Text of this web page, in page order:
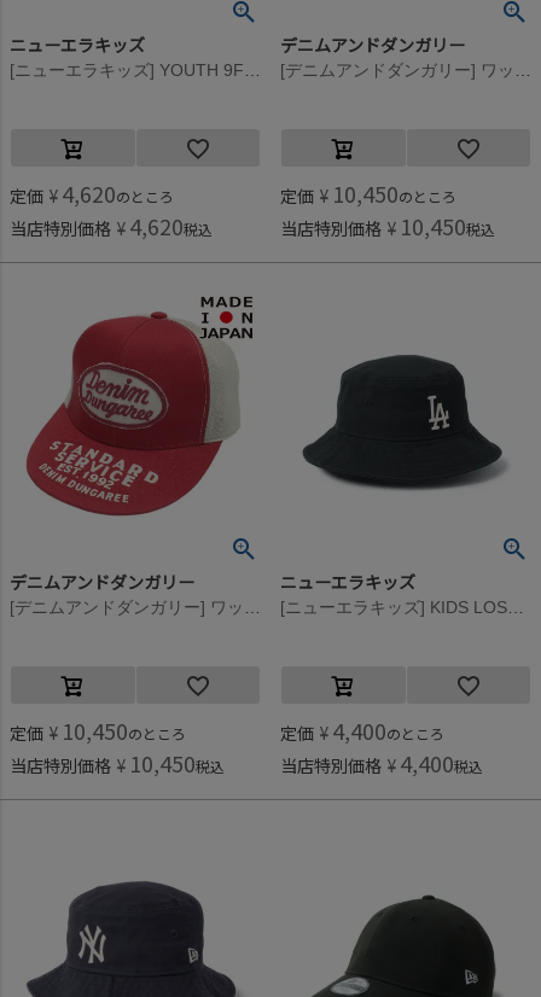
ニューエラキッズ
定価 ¥ 4,620のところ
当店特別価格 ¥ 4,620税込
デニムアンドダンガリー
定価 ¥ 10,450のところ
当店特別価格 ¥ 10,450税込
デニムアンドダンガリー
定価 ¥ 10,450のところ
当店特別価格 ¥ 10,450税込
ニューエラキッズ
定価 ¥ 4,400のところ
当店特別価格 ¥ 4,400税込